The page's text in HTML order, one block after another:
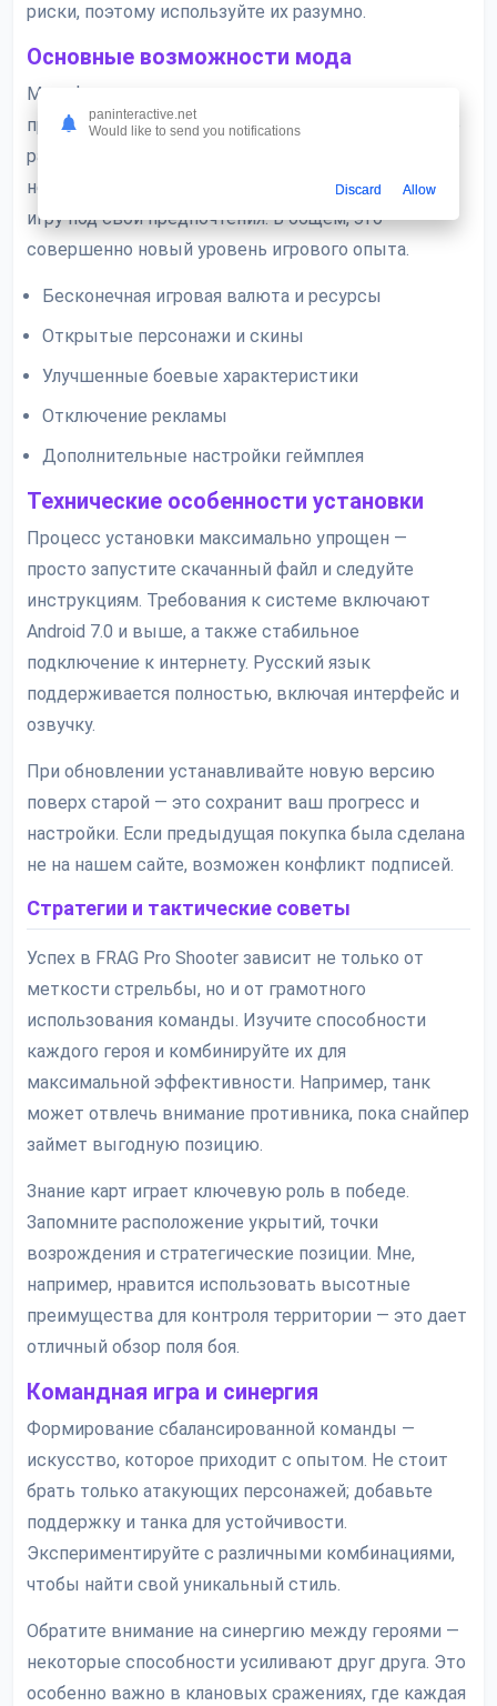
риски, поэтому используйте их разумно.
Основные возможности мода
Модифицированное меню открывает доступ к
продвинутым настройкам игры. Можно мгновенно
разблокировать всех персонажей, получить
неограниченное количество алмазов и настроить
игру под свои предпочтения. В общем, это
совершенно новый уровень игрового опыта.
Бесконечная игровая валюта и ресурсы
Открытые персонажи и скины
Улучшенные боевые характеристики
Отключение рекламы
Дополнительные настройки геймплея
Технические особенности установки
Процесс установки максимально упрощен —
просто запустите скачанный файл и следуйте
инструкциям. Требования к системе включают
Android 7.0 и выше, а также стабильное
подключение к интернету. Русский язык
поддерживается полностью, включая интерфейс и
озвучку.
При обновлении устанавливайте новую версию
поверх старой — это сохранит ваш прогресс и
настройки. Если предыдущая покупка была сделана
не на нашем сайте, возможен конфликт подписей.
Стратегии и тактические советы
Успех в FRAG Pro Shooter зависит не только от
меткости стрельбы, но и от грамотного
использования команды. Изучите способности
каждого героя и комбинируйте их для
максимальной эффективности. Например, танк
может отвлечь внимание противника, пока снайпер
займет выгодную позицию.
Знание карт играет ключевую роль в победе.
Запомните расположение укрытий, точки
возрождения и стратегические позиции. Мне,
например, нравится использовать высотные
преимущества для контроля территории — это дает
отличный обзор поля боя.
Командная игра и синергия
Формирование сбалансированной команды —
искусство, которое приходит с опытом. Не стоит
брать только атакующих персонажей; добавьте
поддержку и танка для устойчивости.
Экспериментируйте с различными комбинациями,
чтобы найти свой уникальный стиль.
Обратите внимание на синергию между героями —
некоторые способности усиливают друг друга. Это
особенно важно в клановых сражениях, где каждая
paninteractive.net
Would like to send you notifications
Discard Allow